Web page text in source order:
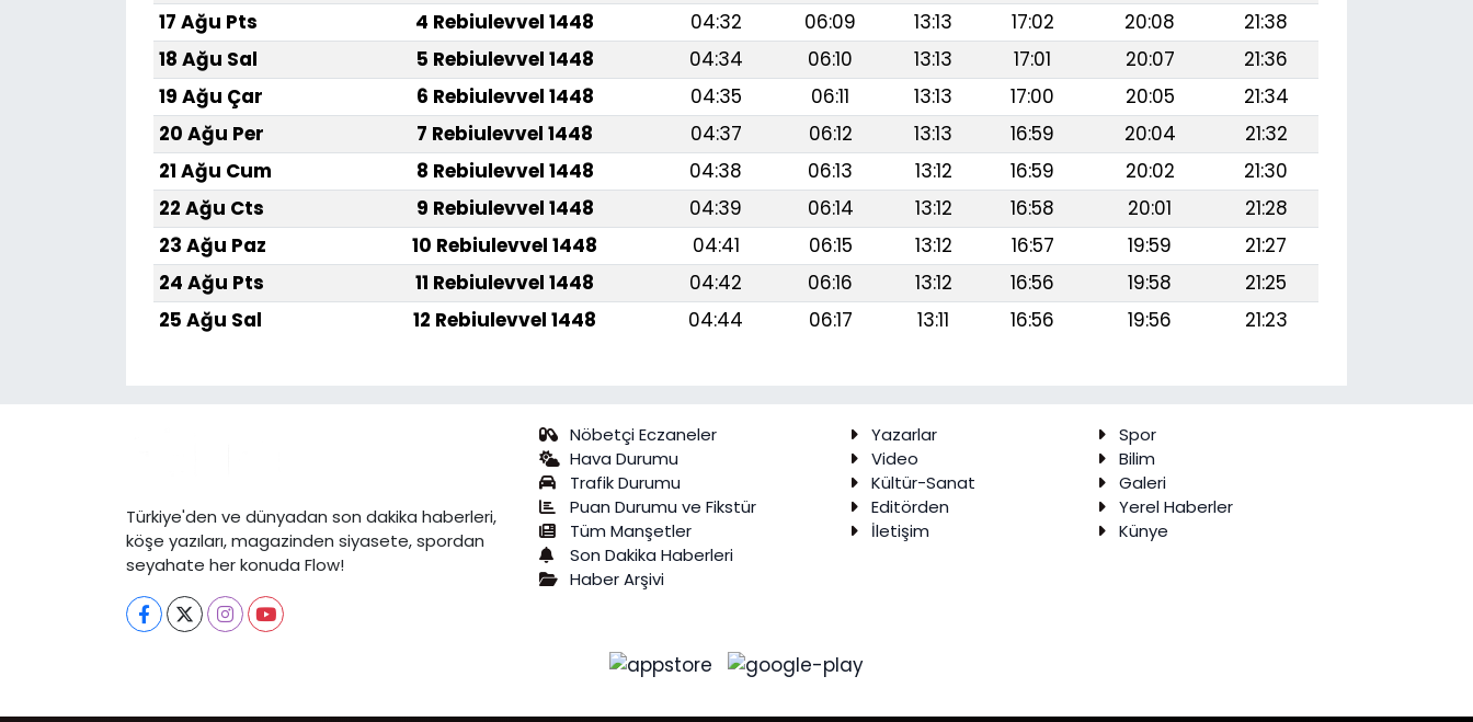
17 Ağu Pts
4 Rebiulevvel 1448 04:32 06:09 13:13 17:02 20:08
21:38
18 Ağu Sal
5 Rebiulevvel 1448 04:34 06:10 13:13 17:01 20:07
21:36
19 Ağu Çar
6 Rebiulevvel 1448 04:35 06:11 13:13 17:00 20:05
21:34
20 Ağu Per
7 Rebiulevvel 1448 04:37 06:12 13:13 16:59 20:04
21:32
21 Ağu Cum
8 Rebiulevvel 1448 04:38 06:13 13:12 16:59 20:02
21:30
22 Ağu Cts
9 Rebiulevvel 1448 04:39 06:14 13:12 16:58 20:01
21:28
23 Ağu Paz
10 Rebiulevvel 1448 04:41 06:15 13:12 16:57 19:59
21:27
24 Ağu Pts
11 Rebiulevvel 1448 04:42 06:16 13:12 16:56 19:58
21:25
25 Ağu Sal
12 Rebiulevvel 1448 04:44 06:17 13:11 16:56 19:56 21:23
Türkiye'den ve dünyadan son dakika haberleri,
köşe yazıları, magazinden siyasete, spordan
seyahate her konuda Flow!
Nöbetçi Eczaneler
Hava Durumu
Trafik Durumu
Puan Durumu ve Fikstür
Tüm Manşetler
Son Dakika Haberleri
Haber Arşivi
Yazarlar
Spor
Video
Bilim
Kültür-Sanat
Galeri
Editörden
Yerel Haberler
İletişim
Künye